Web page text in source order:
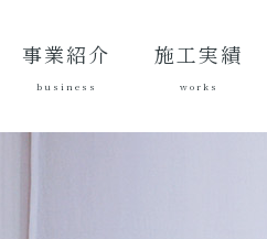
事業紹介
business
施工実績
works
績
績